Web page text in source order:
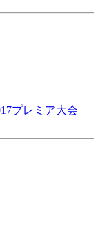
プレミア大会